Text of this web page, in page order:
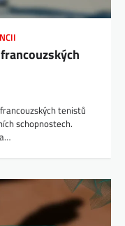
tenistů
schopnostech.